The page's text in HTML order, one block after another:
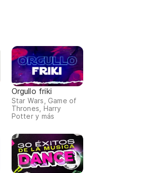
Orgullo friki
Star Wars, Game of
Thrones, Harry
Potter y más